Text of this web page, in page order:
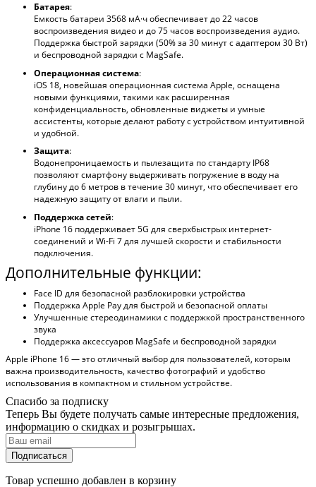
Батарея:
Емкость батареи 3568 мА·ч обеспечивает до 22 часов
воспроизведения видео и до 75 часов воспроизведения аудио.
Поддержка быстрой зарядки (50% за 30 минут с адаптером 30 Вт)
и беспроводной зарядки с MagSafe.
Операционная система:
iOS 18, новейшая операционная система Apple, оснащена
новыми функциями, такими как расширенная
конфиденциальность, обновленные виджеты и умные
ассистенты, которые делают работу с устройством интуитивной
и удобной.
Защита:
Водонепроницаемость и пылезащита по стандарту IP68
позволяют смартфону выдерживать погружение в воду на
глубину до 6 метров в течение 30 минут, что обеспечивает его
надежную защиту от влаги и пыли.
Поддержка сетей:
iPhone 16 поддерживает 5G для сверхбыстрых интернет-
соединений и Wi-Fi 7 для лучшей скорости и стабильности
подключения.
Дополнительные функции:
Face ID для безопасной разблокировки устройства
Поддержка Apple Pay для быстрой и безопасной оплаты
Улучшенные стереодинамики с поддержкой пространственного
звука
Поддержка аксессуаров MagSafe и беспроводной зарядки
Apple iPhone 16 — это отличный выбор для пользователей, которым
важна производительность, качество фотографий и удобство
использования в компактном и стильном устройстве.
Спасибо за подписку
Теперь Вы будете получать самые интересные предложения,
информацию о скидках и розыгрышах.
Подписаться
Товар успешно добавлен в корзину